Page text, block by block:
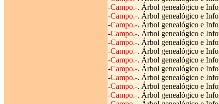
-Campo.-. Árbol genealógico e
-Campo.-. Árbol genealógico e
-Campo.-. Árbol genealógico e
-Campo.-. Árbol genealógico e
-Campo.-. Árbol genealógico e
-Campo.-. Árbol genealógico e
-Campo.-. Árbol genealógico e
-Campo.-. Árbol genealógico e
-Campo.-. Árbol genealógico e
-Campo.-. Árbol genealógico e
-Campo.-. Árbol genealógico e